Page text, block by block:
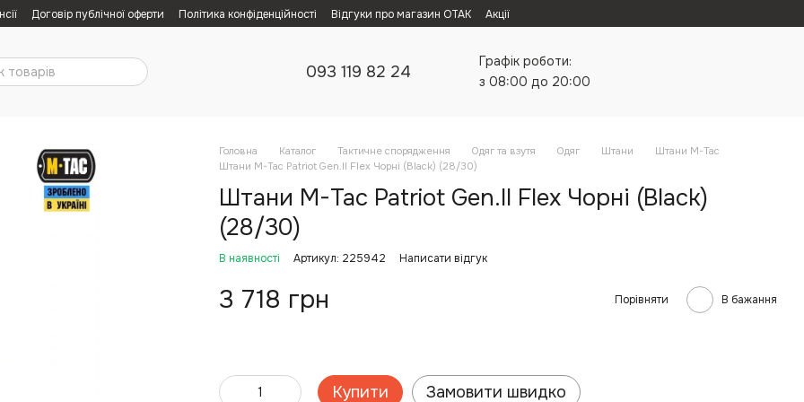
Договір публічної оферти Політика конфіденційності Відгуки про магазин ОТАК Акції
093 119 82 24
Графік роботи:
з 08:00 до 20:00
Головна Каталог Тактичне спорядження Одяг та взутя Одяг Штани
Штани M-Tac
Штани M-Tac Patriot Gen.II Flex Чорні (Black) (28/30)
Штани M-Tac Patriot Gen.II Flex Чорні (Black)
(28/30)
В наявності Артикул: 225942 Написати відгук
3 718 грн Порівняти В бажання
Купити Замовити швидко